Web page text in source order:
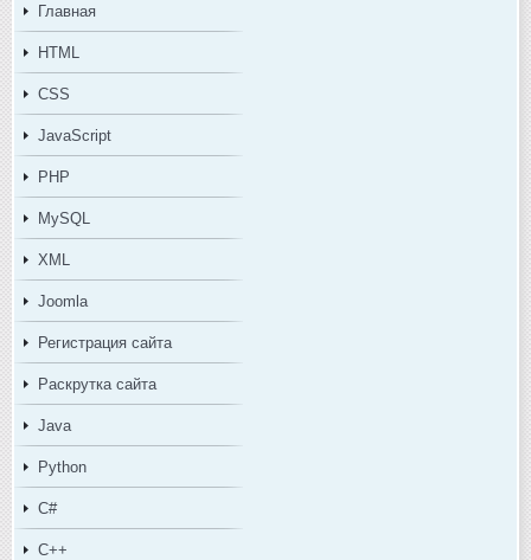
Главная
HTML
CSS
JavaScript
PHP
MySQL
XML
Joomla
Регистрация сайта
Раскрутка сайта
Java
Python
C#
C++